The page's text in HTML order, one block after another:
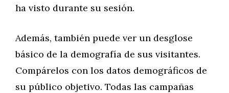
ha visto durante su sesión.
Además, también puede ver un desglose
básico de la demografía de sus visitantes.
Compárelos con los datos demográficos de
su público objetivo. Todas las campañas